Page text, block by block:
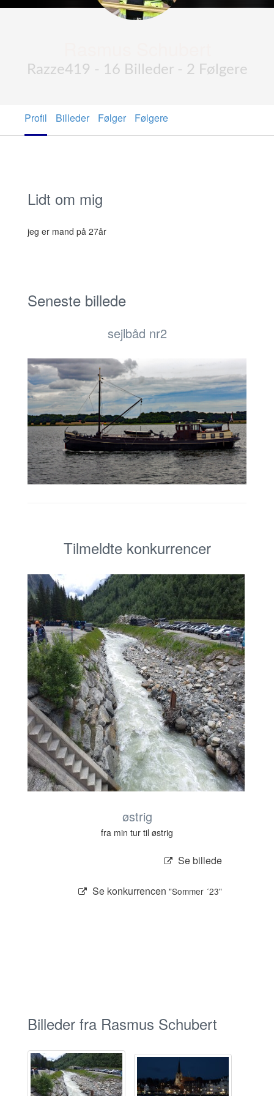
Razze419 - 16 Billeder - 2 Følgere
Profil Billeder Følger Følgere
Lidt om mig
jeg er mand på 27år
Seneste billede
sejlbåd nr2
Tilmeldte konkurrencer
østrig
fra min tur til østrig
Se billede
Se konkurrencen "Sommer ´23"
Billeder fra Rasmus Schubert